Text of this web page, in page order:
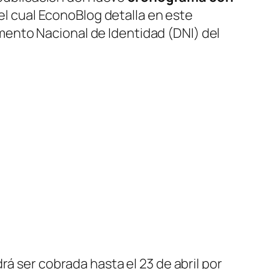
cual EconoBlog detalla en este
Nacional de Identidad (DNI) del
ser cobrada hasta el 23 de abril por